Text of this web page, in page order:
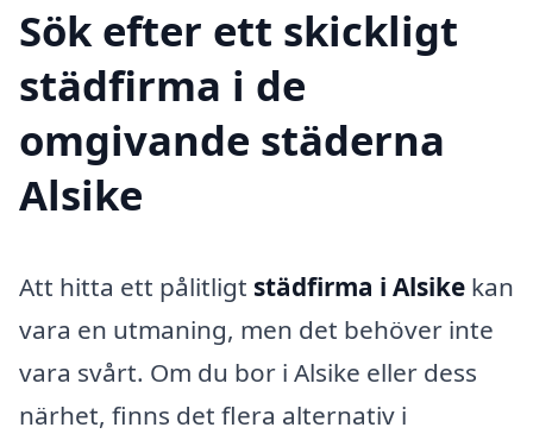
Sök efter ett skickligt
städfirma i de
omgivande städerna
Alsike
Att hitta ett pålitligt städfirma i Alsike kan
vara en utmaning, men det behöver inte
vara svårt. Om du bor i Alsike eller dess
närhet, finns det flera alternativ i